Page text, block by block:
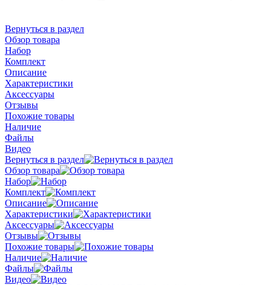
Вернуться в раздел
Обзор товара
Набор
Комплект
Описание
Характеристики
Аксессуары
Отзывы
Похожие товары
Наличие
Файлы
Видео
Вернуться в раздел
Обзор товара
Набор
Комплект
Описание
Характеристики
Аксессуары
Отзывы
Похожие товары
Наличие
Файлы
Видео